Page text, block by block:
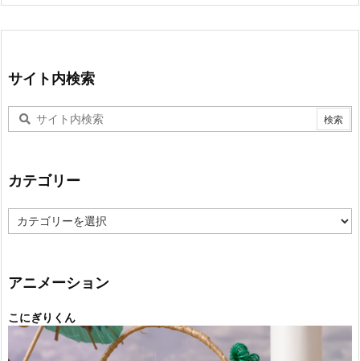
サイト内検索
カテゴリー
テ
ー
アニメーション
こにぎりくん